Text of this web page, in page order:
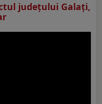
judeţului Galaţi,